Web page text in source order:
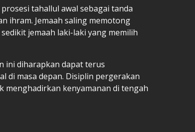
tahallul awal sebagai tanda
ihram. Jemaah saling memotong
jemaah laki-laki yang memilih
ini diharapkan dapat terus
di masa depan. Disiplin pergerakan
menghadirkan kenyamanan di tengah